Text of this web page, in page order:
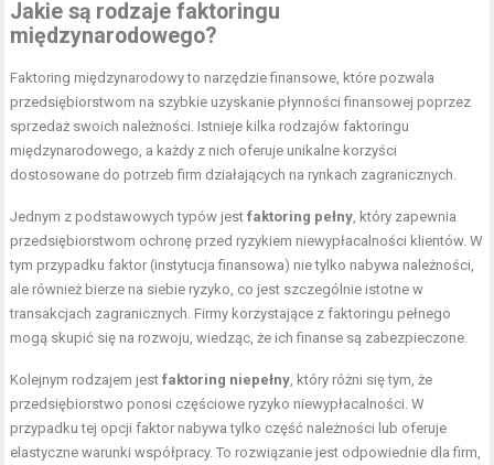
Jakie są rodzaje faktoringu
międzynarodowego?
Faktoring międzynarodowy to narzędzie finansowe, które pozwala
przedsiębiorstwom na szybkie uzyskanie płynności finansowej poprzez
sprzedaż swoich należności. Istnieje kilka rodzajów faktoringu
międzynarodowego, a każdy z nich oferuje unikalne korzyści
dostosowane do potrzeb firm działających na rynkach zagranicznych.
Jednym z podstawowych typów jestfaktoring pełny , który zapewnia
przedsiębiorstwom ochronę przed ryzykiem niewypłacalności klientów. W
tym przypadku faktor (instytucja finansowa) nie tylko nabywa należności,
ale również bierze na siebie ryzyko, co jest szczególnie istotne w
transakcjach zagranicznych. Firmy korzystające z faktoringu pełnego
mogą skupić się na rozwoju, wiedząc, że ich finanse są zabezpieczone.
Kolejnym rodzajem jestfaktoring niepełny , który różni się tym, że
przedsiębiorstwo ponosi częściowe ryzyko niewypłacalności. W
przypadku tej opcji faktor nabywa tylko część należności lub oferuje
elastyczne warunki współpracy. To rozwiązanie jest odpowiednie dla firm,